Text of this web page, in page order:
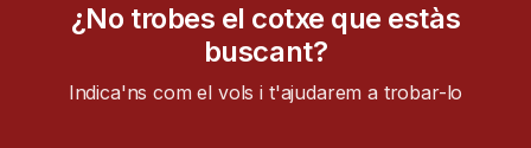
¿No trobes el cotxe que estàs
buscant?
Indica'ns com el vols i t'ajudarem a trobar-lo